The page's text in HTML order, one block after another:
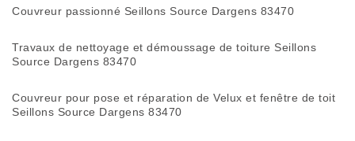
Couvreur passionné Seillons Source Dargens 83470
Travaux de nettoyage et démoussage de toiture Seillons
Source Dargens 83470
Couvreur pour pose et réparation de Velux et fenêtre de toit
Seillons Source Dargens 83470